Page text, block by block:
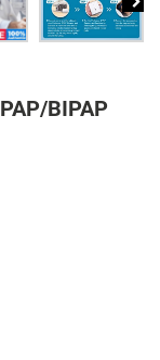
BIPAP